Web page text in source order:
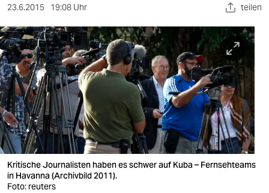
sport
berlin
nord
wahrheit
verlag
verlag
23.6.2015 19:08 Uhr teilen
Kritische Journalisten haben es schwer auf Kuba – Fernsehteams
in Havanna (Archivbild 2011).
Foto: reuters